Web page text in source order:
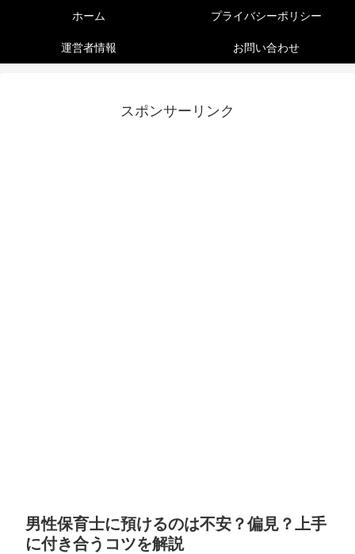
ホーム プライバシーポリシー
運営者情報 お問い合わせ
スポンサーリンク
男性保育士に預けるのは不安？偏見？上手
に付き合うコツを解説